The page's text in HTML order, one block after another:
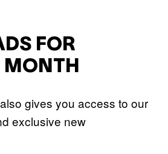
FOR
gives you access to our
exclusive new